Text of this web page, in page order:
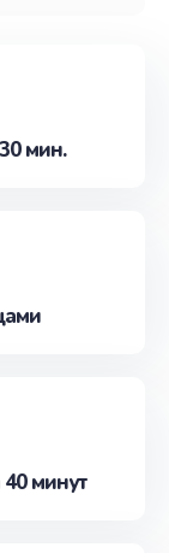
мин.
минут